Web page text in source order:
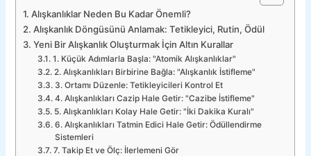
Alışkanlıklar Neden Bu Kadar Önemli?
Alışkanlık Döngüsünü Anlamak: Tetikleyici, Rutin, Ödül
Yeni Bir Alışkanlık Oluşturmak İçin Altın Kurallar
1. Küçük Adımlarla Başla: "Atomik Alışkanlıklar"
2. Alışkanlıkları Birbirine Bağla: "Alışkanlık İstifleme"
3. Ortamı Düzenle: Tetikleyicileri Kontrol Et
4. Alışkanlıkları Cazip Hale Getir: "Cazibe İstifleme"
5. Alışkanlıkları Kolay Hale Getir: "İki Dakika Kuralı"
6. Alışkanlıkları Tatmin Edici Hale Getir: Ödüllendirme
Sistemleri
7. Takip Et ve Ölç: İlerlemeni Gör